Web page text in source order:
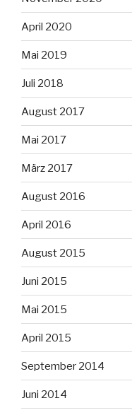
April 2020
Mai 2019
Juli 2018
August 2017
Mai 2017
März 2017
August 2016
April 2016
August 2015
Juni 2015
Mai 2015
April 2015
September 2014
Juni 2014